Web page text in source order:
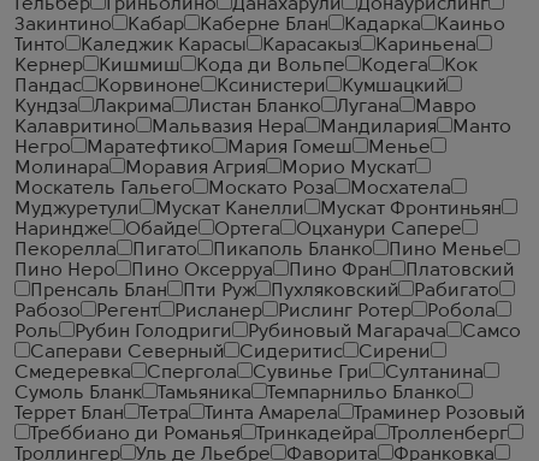
Гельбер
Гриньолино Данахарули
Донаурислинг
Закинтино
Кабар Каберне Блан Кадарка
Каиньо
Тинто
Каледжик Карасы Карасакыз
Кариньена
Кернер
Кишмиш Кода ди Вольпе Кодега
Кок
Пандас
Корвиноне Ксинистери
Кумшацкий
Кундза
Лакрима Листан Бланко Лугана
Мавро
Калавритино
Мальвазия Нера Мандилария
Манто
Негро
Маратефтико Мария Гомеш
Менье
Молинара
Моравия Агрия
Морио Мускат
Москатель Гальего
Москато Роза
Мосхатела
Муджуретули
Мускат Канелли
Мускат Фронтиньян
Нариндже
Обайде Ортега
Оцханури Сапере
Пекорелла
Пигато Пикаполь Бланко
Пино Менье
Пино Неро
Пино Оксерруа Пино Фран
Платовский
Пренсаль Блан
Пти Руж Пухляковский
Рабигато
Рабозо
Регент Рисланер Рислинг Ротер
Робола
Роль
Рубин Голодриги Рубиновый Магарача
Самсо
Саперави Северный
Сидеритис
Сирени
Смедеревка
Спергола Сувинье Гри
Султанина
Сумоль Бланк
Тамьяника
Темпарнильо Бланко
Террет Блан
Тетра Тинта Амарела
Траминер Розовый
Треббиано ди Романья
Тринкадейра
Тролленберг
Троллингер
Уль де Льебре Фаворита
Франковка